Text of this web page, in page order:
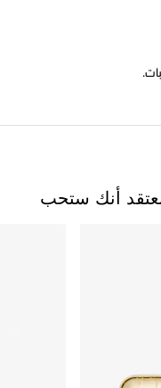
أنك ستحب